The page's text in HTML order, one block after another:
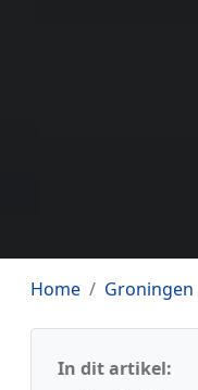
Home Groningen
In dit artikel: